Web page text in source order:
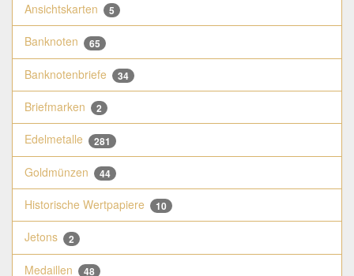
Ansichtskarten 5
Banknoten 65
Banknotenbriefe 34
Briefmarken 2
Edelmetalle 281
Goldmünzen 44
Historische Wertpapiere 10
Jetons 2
Medaillen 48